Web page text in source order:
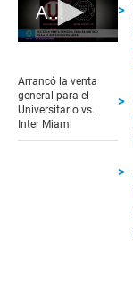
Arrancó la venta general para el Universitario vs. Inter Miami
of
55
seconds
Arrancó la venta
general para el
Universitario vs.
Inter Miami